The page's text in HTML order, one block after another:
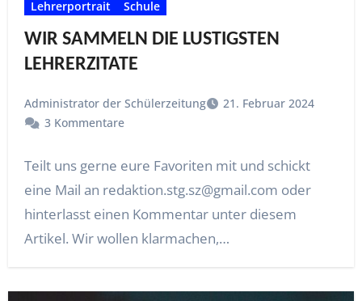
Lehrerportrait Schule
WIR SAMMELN DIE LUSTIGSTEN
LEHRERZITATE
Administrator der Schülerzeitung
21. Februar 2024
3 Kommentare
Teilt uns gerne eure Favoriten mit und schickt
eine Mail an redaktion.stg.sz@gmail.com oder
hinterlasst einen Kommentar unter diesem
Artikel. Wir wollen klarmachen,…